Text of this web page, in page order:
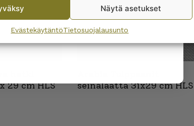
Näytä asetukset
EvästekäytäntöTietosuojalausunto
hetki
29 cm HLS
seinälaatta 31x29 cm HLS
to the newsletter, you consent to receiving messages from
kuppien and confirm that you have read and accepted